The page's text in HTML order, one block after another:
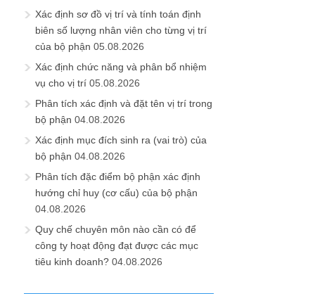
Xác định sơ đồ vị trí và tính toán định
biên số lượng nhân viên cho từng vị trí
của bộ phận 05.08.2026
Xác định chức năng và phân bổ nhiệm
vụ cho vị trí 05.08.2026
Phân tích xác định và đặt tên vị trí trong
bộ phận 04.08.2026
Xác định mục đích sinh ra (vai trò) của
bộ phận 04.08.2026
Phân tích đặc điểm bộ phận xác định
hướng chỉ huy (cơ cấu) của bộ phận
04.08.2026
Quy chế chuyên môn nào cần có để
công ty hoạt động đạt được các mục
tiêu kinh doanh? 04.08.2026